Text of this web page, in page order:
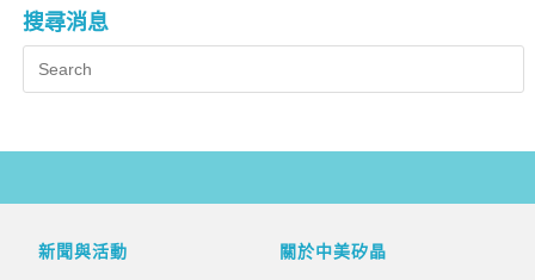
搜尋消息
新聞與活動 關於中美矽晶